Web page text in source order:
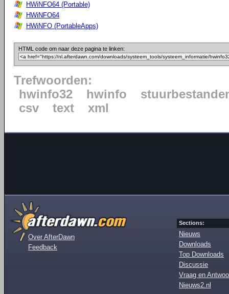
HWiNFO64 (Portable)
HWiNFO64
HWiNFO (PortableApps)
HTML code om naar deze pagina te linken:
Trefwoorden:
hwinfo32
hwinfo
csv
text xml
Over AfterDawn
Feedback
Sections:
Nieuws
Downloads
Top Downloads
Discussie
Vraag en
Nieuws2.nl